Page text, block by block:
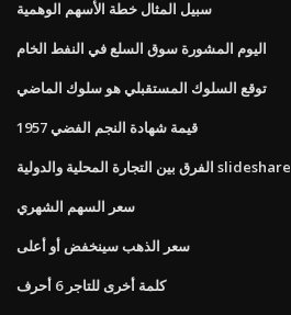
سبيل المثال خطة الأسهم الوهمية
اليوم المشورة سوق السلع في النفط الخام
توقع السلوك المستقبلي هو سلوك الماضي
1957 قيمة شهادة النجم الفضي
الفرق بين التجارة المحلية والدولية slideshare
سعر السهم الشهري
سعر الذهب سينخفض ​​أو أعلى
كلمة أخرى للتاجر 6 أحرف